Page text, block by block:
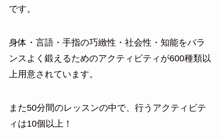
です。
身体・言語・手指の巧緻性・社会性・知能をバラ
ンスよく鍛えるためのアクティビティが600種類以
上用意されています。
また50分間のレッスンの中で、行うアクティビテ
ィは10個以上！